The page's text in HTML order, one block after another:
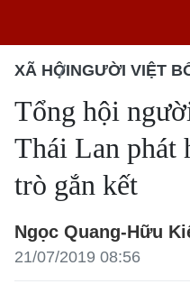
XÃ HỘINGƯỜI VIỆT
Tổng hội
Thái Lan phát
trò gắn kết
Ngọc Quang-Hữu
21/07/2019 08:56